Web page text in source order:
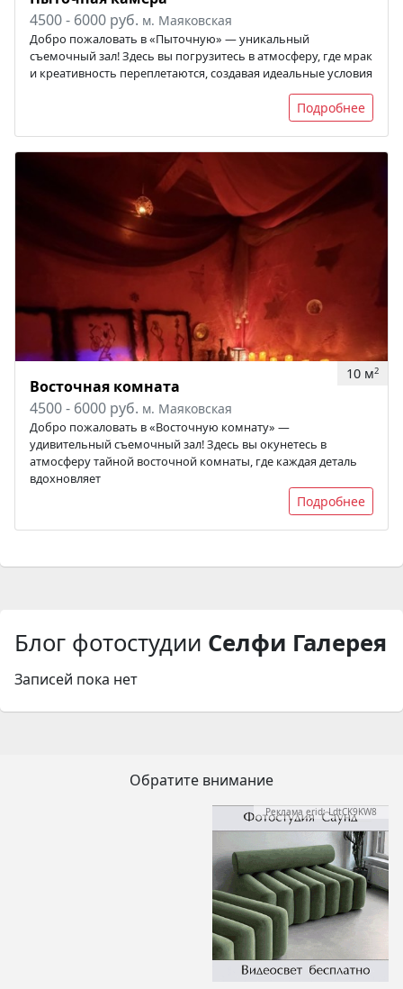
4500 - 6000 руб. м. Маяковская
Добро пожаловать в «Пыточную» — уникальный
съемочный зал! Здесь вы погрузитесь в атмосферу, где мрак
и креативность переплетаются, создавая идеальные условия
Подробнее
10 м2
Восточная комната
4500 - 6000 руб. м. Маяковская
Добро пожаловать в «Восточную комнату» —
удивительный съемочный зал! Здесь вы окунетесь в
атмосферу тайной восточной комнаты, где каждая деталь
вдохновляет
Подробнее
Блог фотостудии Селфи Галерея
Записей пока нет
Обратите внимание
Реклама erid: LdtCK9KW8